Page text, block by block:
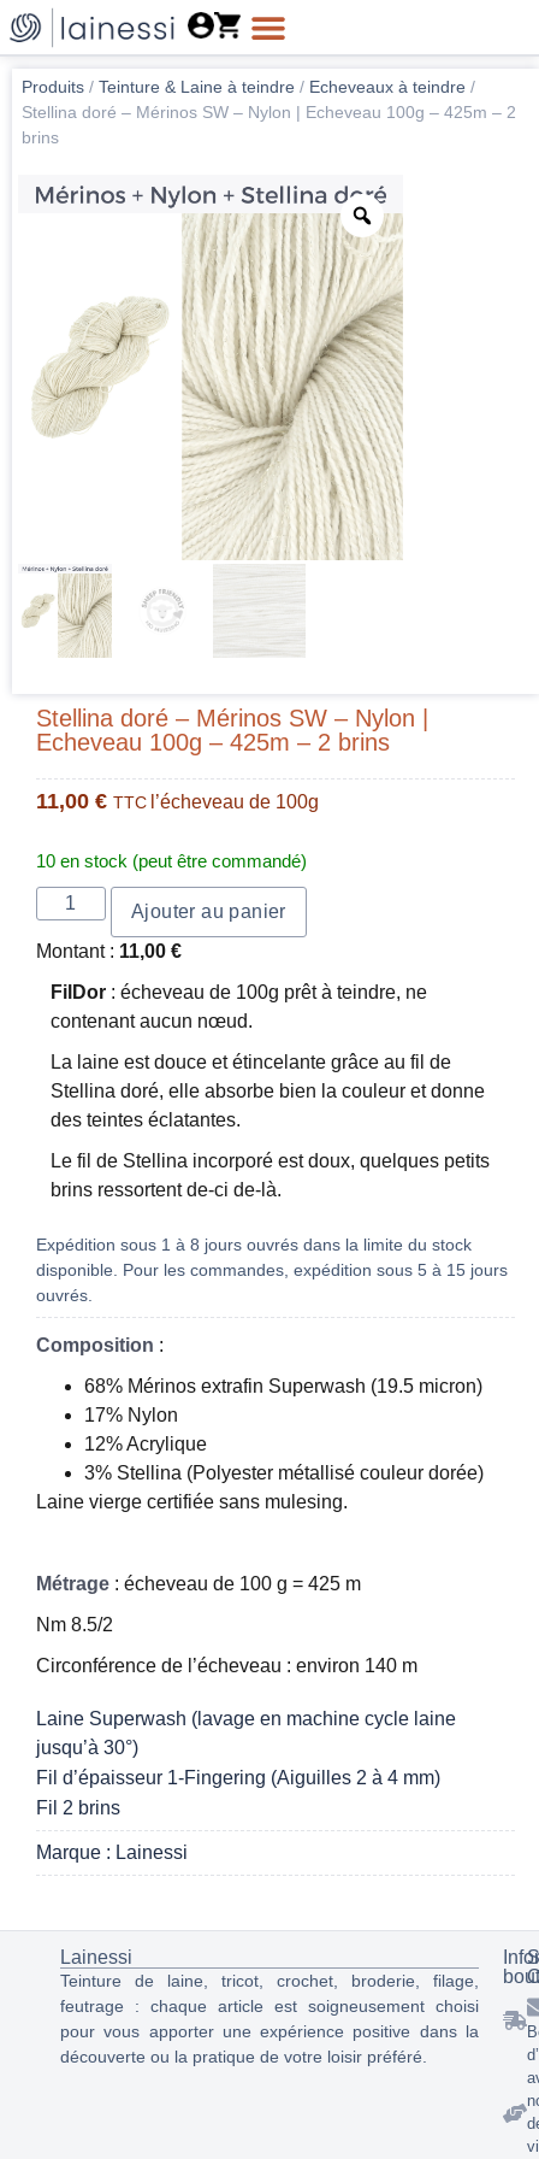
Produits / Teinture & Laine à teindre / Echeveaux à teindre /
Stellina doré – Mérinos SW – Nylon | Echeveau 100g – 425m – 2
brins
Stellina doré – Mérinos SW – Nylon |
Echeveau 100g – 425m – 2 brins
11,00 € TTC l’écheveau de 100g
10 en stock (peut être commandé)
Ajouter au panier
Montant : 11,00 €
FilDor: écheveau de 100g prêt à teindre, ne
contenant aucun nœud.
La laine est douce et étincelante grâce au fil de
Stellina doré, elle absorbe bien la couleur et donne
des teintes éclatantes.
Le fil de Stellina incorporé est doux, quelques petits
brins ressortent de-ci de-là.
Expédition sous 1 à 8 jours ouvrés dans la limite du stock
disponible. Pour les commandes, expédition sous 5 à 15 jours
ouvrés.
Composition :
68% Mérinos extrafin Superwash (19.5 micron)
17% Nylon
12% Acrylique
3% Stellina (Polyester métallisé couleur dorée)
Laine vierge certifiée sans mulesing.
Métrage : écheveau de 100 g = 425 m
Nm 8.5/2
Circonférence de l’écheveau : environ 140 m
Laine Superwash (lavage en machine cycle laine
jusqu’à 30°)
Fil d’épaisseur 1-Fingering (Aiguilles 2 à 4 mm)
Fil 2 brins
Marque : Lainessi
Lainessi
Teinture de laine, tricot, crochet, broderie, filage,
feutrage : chaque article est soigneusement choisi
pour vous apporter une expérience positive dans la
découverte ou la pratique de votre loisir préféré.